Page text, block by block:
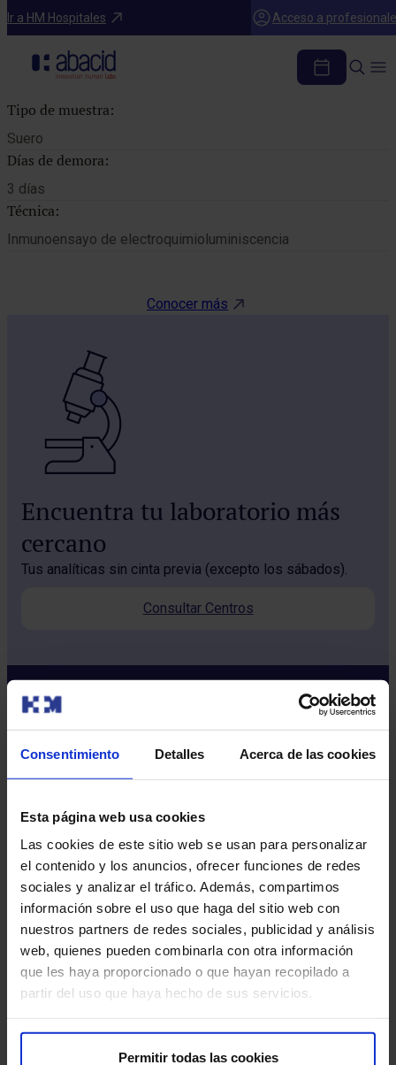
Consentimiento Detalles Acerca de las cookies
Esta página web usa cookies
Las cookies de este sitio web se usan para personalizar
el contenido y los anuncios, ofrecer funciones de redes
sociales y analizar el tráfico. Además, compartimos
información sobre el uso que haga del sitio web con
nuestros partners de redes sociales, publicidad y análisis
web, quienes pueden combinarla con otra información
que les haya proporcionado o que hayan recopilado a
partir del uso que haya hecho de sus servicios.
Permitir todas las cookies
Ir a HM Hospitales Acceso a
Catálogo de pruebas
VITAMINA B12
Tipo de muestra:
Suero
Días de demora:
3 días
Técnica:
Inmunoensayo de electroquimioluminiscencia
Conocer más
Encuentra tu laboratorio más
cercano
Tus analíticas sin cinta previa (excepto los sábados).
Consultar Centros
Más HM Hospitales
Fundación HM​
Instituto HM Hospitales​
Intranet HM Hospitales​